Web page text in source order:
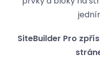
SiteBuilder Pro